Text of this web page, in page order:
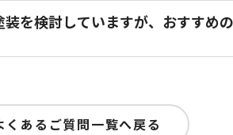
を検討していますが、おすすめ
くあるご質問一覧へ戻る